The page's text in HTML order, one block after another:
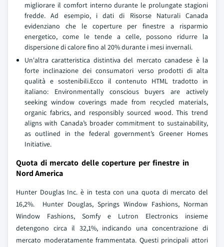
migliorare il comfort interno durante le prolungate stagioni
fredde. Ad esempio, i dati di Risorse Naturali Canada
evidenziano che le coperture per finestre a risparmio
energetico, come le tende a celle, possono ridurre la
dispersione di calore fino al 20% durante i mesi invernali.
Un'altra caratteristica distintiva del mercato canadese è la
forte inclinazione dei consumatori verso prodotti di alta
qualità e sostenibili.Ecco il contenuto HTML tradotto in
italiano: Environmentally conscious buyers are actively
seeking window coverings made from recycled materials,
organic fabrics, and responsibly sourced wood. This trend
aligns with Canada’s broader commitment to sustainability,
as outlined in the federal government’s Greener Homes
Initiative.
Quota di mercato delle coperture per finestre in
Nord America
Hunter Douglas Inc. è in testa con una quota di mercato del
16,2%. Hunter Douglas, Springs Window Fashions, Norman
Window Fashions, Somfy e Lutron Electronics insieme
detengono circa il 32,1%, indicando una concentrazione di
mercato moderatamente frammentata. Questi principali attori